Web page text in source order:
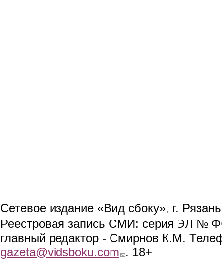
Сетевое издание «Вид сбоку», г.
Реестровая запись СМИ: серия ЭЛ №
главный редактор - Смирнов К.М.
gazeta@vidsboku.com (link sends e-mail)
. 18+